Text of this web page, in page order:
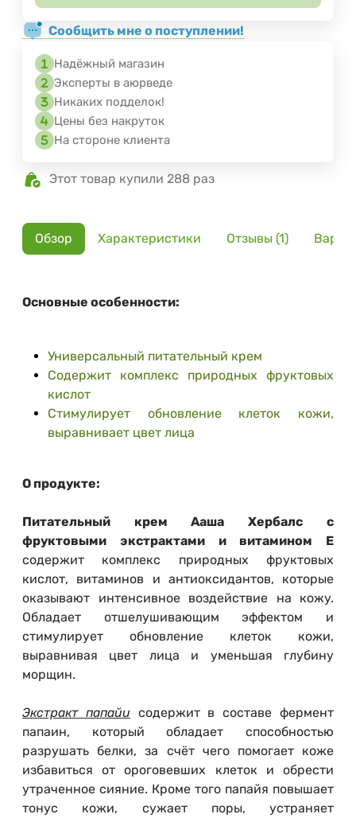
Сообщить мне о поступлении!
Надёжный магазин
Эксперты в аюрведе
Никаких подделок!
Цены без накруток
На стороне клиента
Этот товар купили 288 раз
Обзор Характеристики Отзывы (1)
Основные особенности:
Универсальный питательный крем
Содержит комплекс природных фруктовых
кислот
Стимулирует обновление клеток кожи,
выравнивает цвет лица
О продукте:
Питательный крем Ааша Хербалс
с
фруктовыми экстрактами и витамином Е
содержит комплекс природных фруктовых
кислот, витаминов и антиоксидантов, которые
оказывают интенсивное воздействие на кожу.
Обладает отшелушивающим эффектом и
стимулирует обновление клеток кожи,
выравнивая цвет лица и уменьшая глубину
морщин.
Экстракт папайи содержит в составе фермент
папаин, который обладает способностью
разрушать белки, за счёт чего помогает коже
избавиться от ороговевших клеток и обрести
утраченное сияние. Кроме того папайя повышает
тонус кожи, сужает поры, устраняет